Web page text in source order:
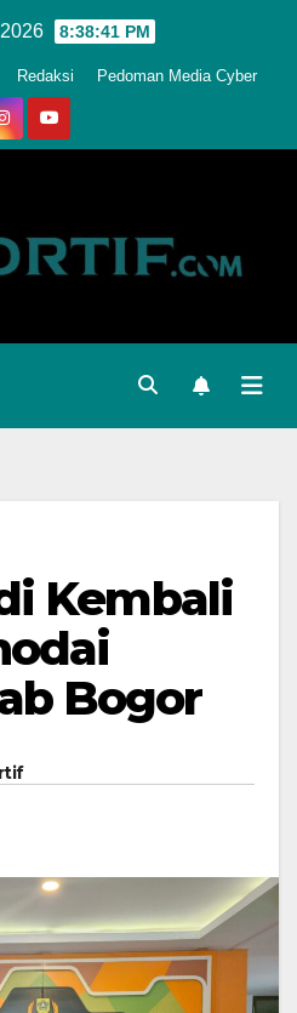
8:38:45 PM
Redaksi Pedoman Media Cyber
Kembali
Bogor